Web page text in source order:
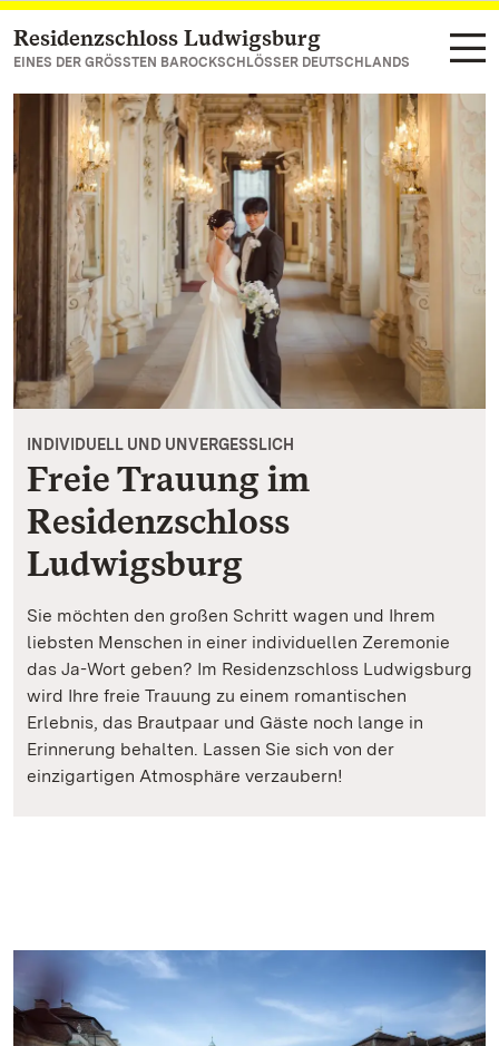
Zum Hauptinhalt springen
Residenzschloss Ludwigsburg
EINES DER GRÖSSTEN BAROCKSCHLÖSSER DEUTSCHLANDS
INDIVIDUELL UND UNVERGESSLICH
Freie Trauung im
Residenzschloss
Ludwigsburg
Sie möchten den großen Schritt wagen und Ihrem
liebsten Menschen in einer individuellen Zeremonie
das Ja-Wort geben? Im Residenzschloss Ludwigsburg
wird Ihre freie Trauung zu einem romantischen
Erlebnis, das Brautpaar und Gäste noch lange in
Erinnerung behalten. Lassen Sie sich von der
einzigartigen Atmosphäre verzaubern!